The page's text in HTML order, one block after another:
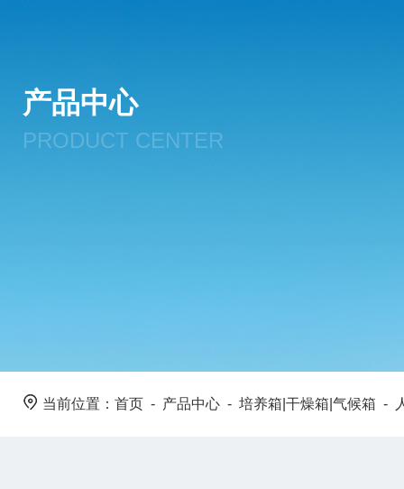
产品中心
PRODUCT CENTER
当前位置： 首页 - 产品中心 - 培养箱|干燥箱|气候箱 -